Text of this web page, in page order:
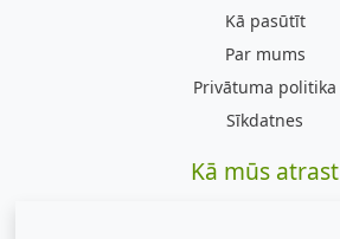
Kā pasūtīt
Par mums
Privātuma politika
Sīkdatnes
Kā mūs atrast